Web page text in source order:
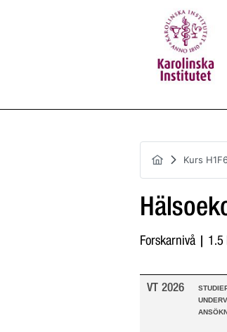
Kurs
Forskarnivå |
VT 2026